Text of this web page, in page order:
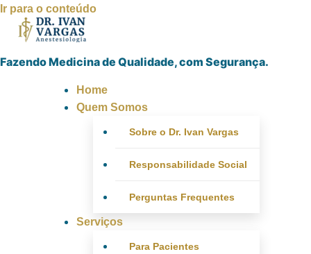
Ir para o conteúdo
Fazendo Medicina de Qualidade, com Segurança.
Home
Quem Somos
Sobre o Dr. Ivan Vargas
Responsabilidade Social
Perguntas Frequentes
Serviços
Para Pacientes